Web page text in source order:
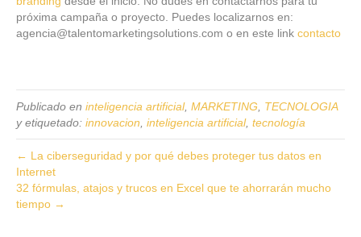
próxima campaña o proyecto. Puedes localizarnos en:
agencia@talentomarketingsolutions.com o en este link contacto
Publicado en inteligencia artificial, MARKETING, TECNOLOGIA
y etiquetado: innovacion, inteligencia artificial, tecnología
← La ciberseguridad y por qué debes proteger tus datos en
Internet
32 fórmulas, atajos y trucos en Excel que te ahorrarán mucho
tiempo →